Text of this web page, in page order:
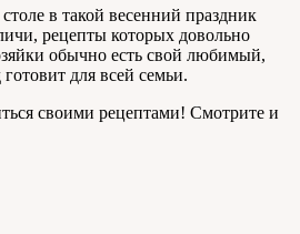
в такой весенний праздник
рецепты которых довольно
обычно есть свой любимый,
для всей семьи.
своими рецептами! Смотрите и